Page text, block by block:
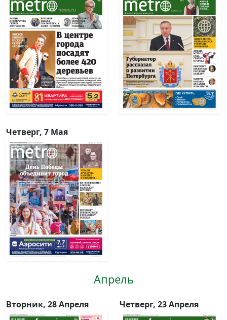
Четверг, 7 Мая
Апрель
Вторник, 28 Апреля Четверг, 23 Апреля